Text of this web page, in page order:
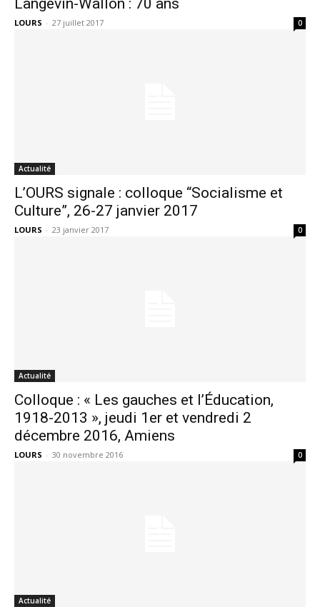
Langevin-Wallon : 70 ans
LOURS - 27 juillet 2017 0
Actualité
L’OURS signale : colloque “Socialisme et
Culture”, 26-27 janvier 2017
LOURS - 23 janvier 2017 0
Actualité
Colloque : « Les gauches et l’Éducation,
1918-2013 », jeudi 1er et vendredi 2
décembre 2016, Amiens
LOURS - 30 novembre 2016 0
Actualité